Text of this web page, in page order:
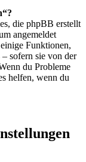
die phpBB erstellt
angemeldet
Funktionen,
sofern sie von der
du Probleme
helfen, wenn du